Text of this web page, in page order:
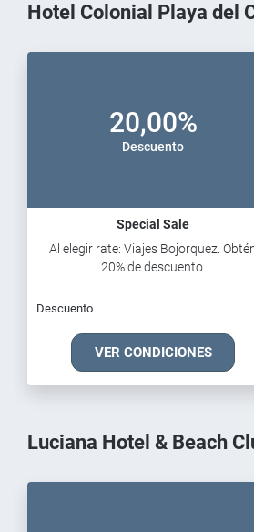
Hotel Colonial Playa del
20,00%
Descuento
Special Sale
Al elegir rate: Viajes Bojorquez.
20% de descuento.
Descuento
VER CONDICIONES
Luciana Hotel & Beach